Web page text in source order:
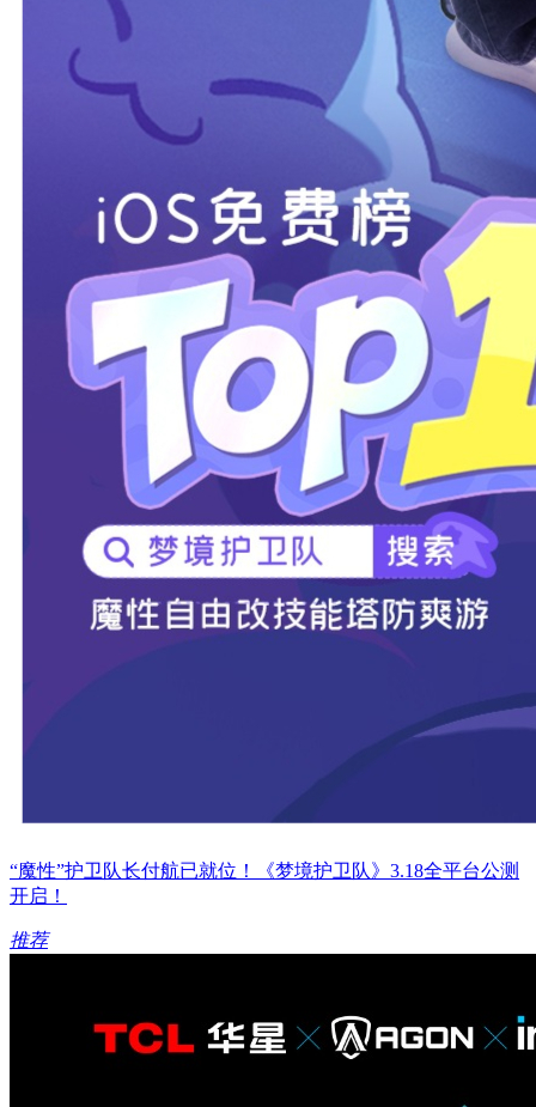
“魔性”护卫队长付航已就位！《梦境护卫队》3.18全平台公测
开启！
推荐